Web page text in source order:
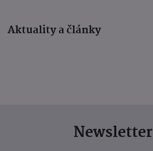
Aktuality a články
Newsletter